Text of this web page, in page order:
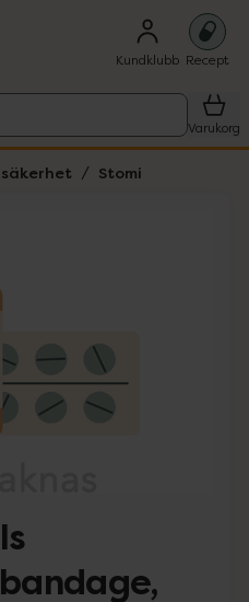
Kundklubb Recept
Varukorg
Stomi
objekt.